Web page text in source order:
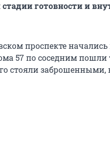
готовности и
проспекте начались
57 по соседним
стояли заброшенными,